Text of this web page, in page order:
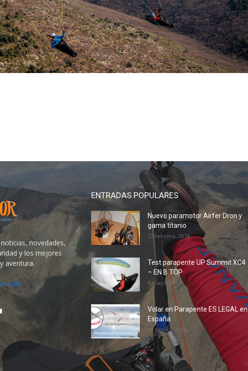
novedades,
y los mejores
aventura.
ENTRADAS POPULARES
Nuevo paramotor Airfer Dron y
gama titanio
12 febrero, 2018
Test parapente UP Summit XC4
– EN B TOP
9 mayo, 2017
Volar en Parapente ES LEGAL en
España
31 agosto, 2016